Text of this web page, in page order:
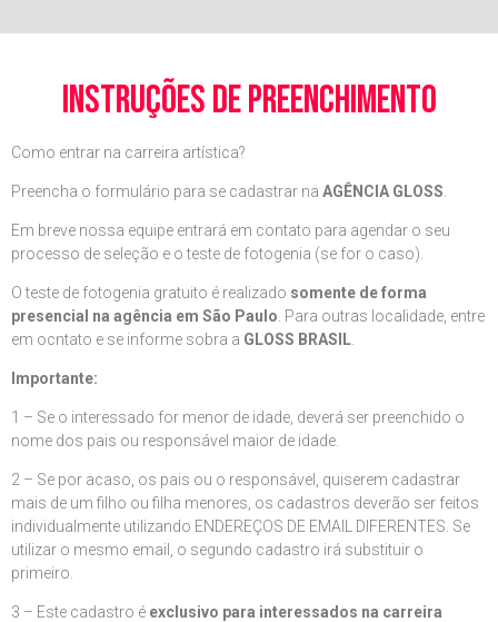
instruções de preenchimento
Como entrar na carreira artística?
Preencha o formulário para se cadastrar na AGÊNCIA GLOSS
Em breve nossa equipe entrará em contato para agendar o seu
processo de seleção e o teste de fotogenia (se for o caso).
O teste de fotogenia gratuito é realizado somente de forma
presencial na agência em São Paulo . Para outras localidade, entre
em ocntato e se informe sobra a GLOSS BRASIL
Importante:
1 – Se o interessado for menor de idade, deverá ser preenchido o
nome dos pais ou responsável maior de idade.
2 – Se por acaso, os pais ou o responsável, quiserem cadastrar
mais de um filho ou filha menores, os cadastros deverão ser feitos
individualmente utilizando ENDEREÇOS DE EMAIL DIFERENTES. Se
utilizar o mesmo email, o segundo cadastro irá substituir o
primeiro.
3 – Este cadastro é exclusivo para interessados na carreira